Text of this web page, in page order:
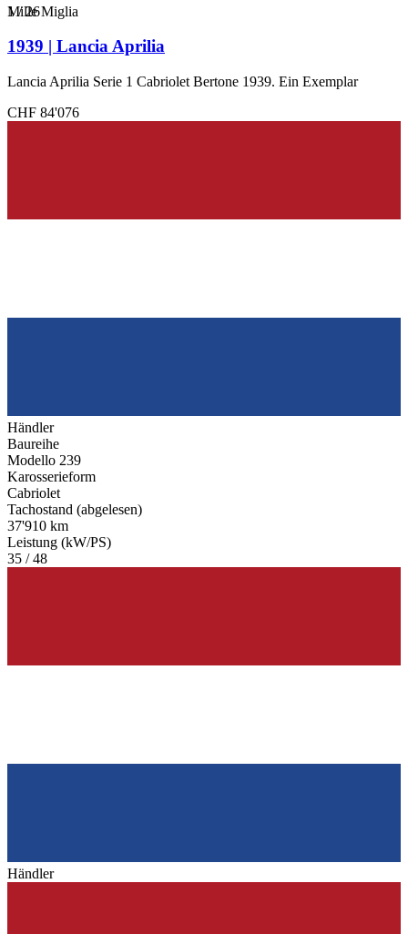
1/26
Mille Miglia
1939 | Lancia Aprilia
Lancia Aprilia Serie 1 Cabriolet Bertone 1939. Ein Exemplar
CHF 84'076
Händler
Baureihe
Modello 239
Karosserieform
Cabriolet
Tachostand (abgelesen)
37'910 km
Leistung (kW/PS)
35 / 48
Händler